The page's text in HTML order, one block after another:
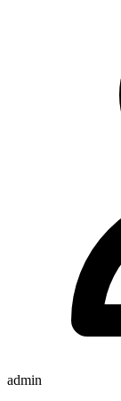
admin